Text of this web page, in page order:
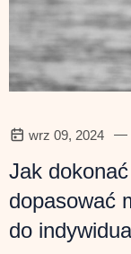
wrz 09, 2024 —
Jak
dopasować
do